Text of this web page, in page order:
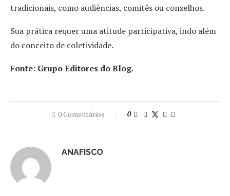
tradicionais, como audiências, comitês ou conselhos.
Sua prática requer uma atitude participativa, indo além
do conceito de coletividade.
Fonte: Grupo Editores do Blog.
0 Comentários 0
ANAFISCO